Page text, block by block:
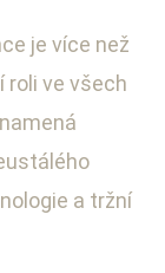
je více než
roli ve všech
a tržní